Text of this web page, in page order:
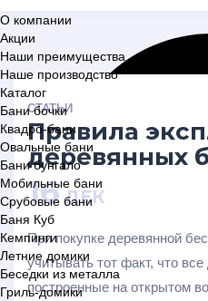
О компании
Акции
Наши преимущества
Наше производство
Каталог
Бани бочки
Квадро-бани
Овальные бани
Бани бунгало
Мобильные бани
Срубовые бани
Баня Куб
Кемпинги
Летние домики
Беседки из металла
Гриль-домики
СТАТЬИ
Правила
деревянных
16ДЕК
При покупке деревянной
учитывать тот факт, что
построенные на открытом